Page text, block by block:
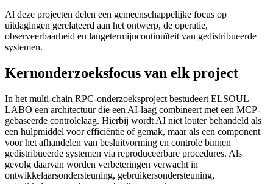
Al deze projecten delen een gemeenschappelijke focus op
uitdagingen gerelateerd aan het ontwerp, de operatie,
observeerbaarheid en langetermijncontinuïteit van gedistribueerde
systemen.
Kernonderzoeksfocus van elk project
In het multi-chain RPC-onderzoeksproject bestudeert ELSOUL
LABO een architectuur die een AI-laag combineert met een MCP-
gebaseerde controlelaag. Hierbij wordt AI niet louter behandeld als
een hulpmiddel voor efficiëntie of gemak, maar als een component
voor het afhandelen van besluitvorming en controle binnen
gedistribueerde systemen via reproduceerbare procedures. Als
gevolg daarvan worden verbeteringen verwacht in
ontwikkelaarsondersteuning, gebruikersondersteuning,